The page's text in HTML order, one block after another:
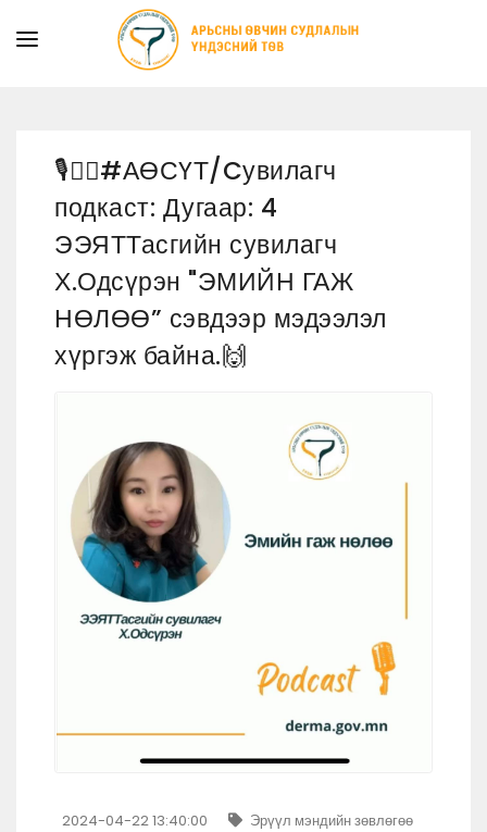
ХУУЛЬ ЭРХ ЗҮЙ
МЭДЭЭ
СУРГАЛТЫН АЛБА
🎙👩‍⚕️#АӨСҮТ/Cувилагч
подкаст: Дугаар: 4
ЭЭЯТТасгийн сувилагч
Х.Одсүрэн "ЭМИЙН ГАЖ
НӨЛӨӨ” сэвдээр мэдээлэл
хүргэж байна.🙌
2024-04-22 13:40:00 Эрүүл мэндийн зөвлөгөө